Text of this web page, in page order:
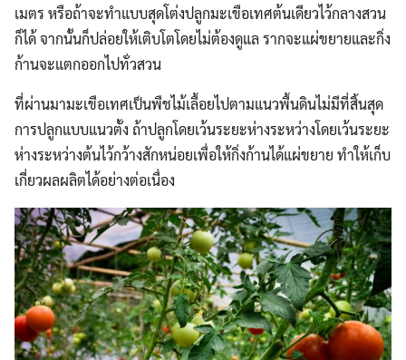
เมตร หรือถ้าจะทำแบบสุดโต่งปลูกมะเขือเทศต้นเดียวไว้กลางสวน
ก็ได้ จากนั้นก็ปล่อยให้เติบโตโดยไม่ต้องดูแล รากจะแผ่ขยายและกิ่ง
ก้านจะแตกออกไปทั่วสวน
ที่ผ่านมามะเขือเทศเป็นพืชไม้เลื้อยไปตามแนวพื้นดินไม่มีที่สิ้นสุด
การปลูกแบบแนวตั้ง ถ้าปลูกโดยเว้นระยะห่างระหว่างโดยเว้นระยะ
ห่างระหว่างต้นไว้กว้างสักหน่อยเพื่อให้กิ่งก้านได้แผ่ขยาย ทำให้เก็บ
เกี่ยวผลผลิตได้อย่างต่อเนื่อง